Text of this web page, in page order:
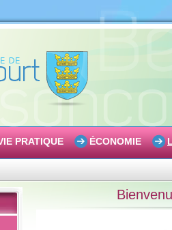
PRATIQUE ÉCONOMIE